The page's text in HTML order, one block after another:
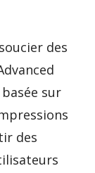
des
sur
des